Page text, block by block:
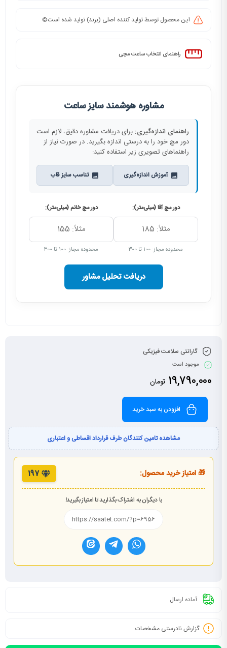
این محصول توسط تولید کننده اصلی (برند) تولید شده است©️
راهنمای انتخاب ساعت مچی
مشاوره هوشمند سایز ساعت
راهنمای اندازه‌گیری: برای دریافت مشاوره دقیق، لازم است
دور مچ خود را به درستی اندازه بگیرید. در صورت نیاز از
راهنماهای تصویری زیر استفاده کنید:
آموزش اندازه‌گیری تناسب سایز قاب
دور مچ آقا (میلی‌متر):
محدوده مجاز: ۱۰۰ تا ۳۰۰
دور مچ خانم (میلی‌متر):
محدوده مجاز: ۱۰۰ تا ۳۰۰
دریافت تحلیل مشاور
گارانتی سلامت فیزیکی
موجود است
19,790,000 تومان
افزودن به سبد خرید
مشاهده تامین کنندگان طرف قرارداد اقساطی و اعتباری
🎁 امتیاز خرید محصول: 197
با دیگران به اشتراک بگذارید تا امتیاز بگیرید!
آماده ارسال
گزارش نادرستی مشخصات